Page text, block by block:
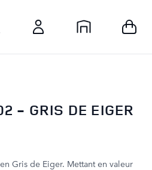
Search
- GRIS DE EIGER
Gris de Eiger. Mettant en valeur